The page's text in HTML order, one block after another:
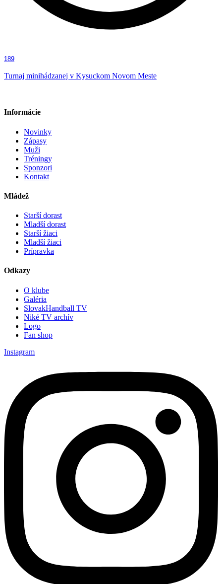
189
Turnaj minihádzanej v Kysuckom Novom Meste
Informácie
Novinky
Zápasy
Muži
Tréningy
Sponzori
Kontakt
Mládež
Starší dorast
Mladší dorast
Starší žiaci
Mladší žiaci
Prípravka
Odkazy
O klube
Galéria
SlovakHandball TV
Niké TV archív
Logo
Fan shop
Instagram